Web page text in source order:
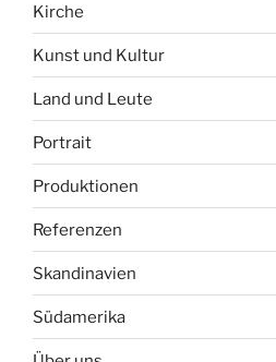
Kirche
Kunst und Kultur
Land und Leute
Portrait
Produktionen
Referenzen
Skandinavien
Südamerika